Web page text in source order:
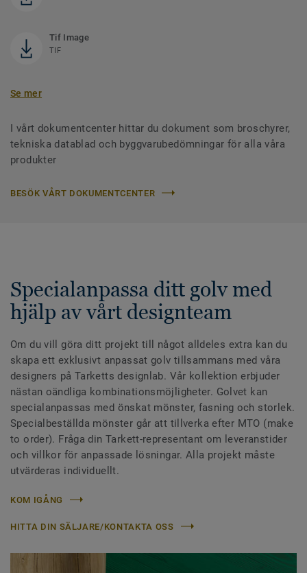
Tif Image
TIF
Se mer
I vårt dokumentcenter hittar du dokument som broschyrer,
tekniska datablad och byggvarubedömningar för alla våra
produkter
BESÖK VÅRT DOKUMENTCENTER
Specialanpassa ditt golv med
hjälp av vårt designteam
Om du vill göra ditt projekt till något alldeles extra kan du
skapa ett exklusivt anpassat golv tillsammans med våra
designers på Tarketts designlab. Vår kollektion erbjuder
nästan oändliga kombinationsmöjligheter. Golvet kan
specialanpassas med önskat mönster, fasning och storlek.
Specialbeställda mönster går att tillverka efter MTO (make
to order). Fråga din Tarkett-representant om leveranstider
och villkor för anpassade lösningar. Alla projekt måste
utvärderas individuellt.
KOM IGÅNG
HITTA DIN SÄLJARE/KONTAKTA OSS